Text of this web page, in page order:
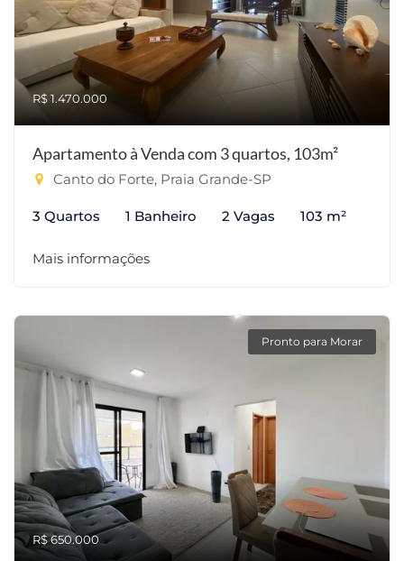
R$ 1.470.000
Apartamento à Venda com 3 quartos, 103m²
Canto do Forte, Praia Grande-SP
3 Quartos 1 Banheiro 2 Vagas 103 m²
Mais informações
Pronto para Morar
R$ 650.000